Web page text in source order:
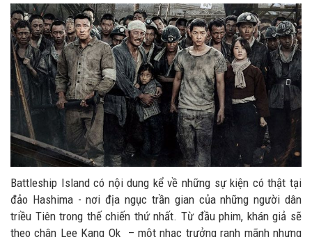
Battleship Island có nội dung kể về những sự kiện có thật tại
đảo Hashima - nơi địa ngục trần gian của những người dân
triều Tiên trong thế chiến thứ nhất. Từ đầu phim, khán giả sẽ
theo chân Lee Kang Ok – một nhạc trưởng ranh mãnh nhưng